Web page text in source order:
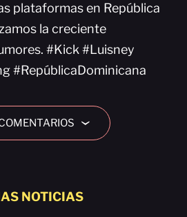
plataformas en República
la creciente
#Kick #Luisney
#RepúblicaDominicana
›
NOTICIAS